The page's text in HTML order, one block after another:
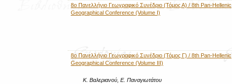
8ο Πανελλήνιο Γεωγραφικό Συνέδριο (Τόμος Α) / 8th Pan-Hellenic
Geographical Conference (Volume I)
8ο Πανελλήνιο Γεωγραφικό Συνέδριο (Τόμος Γ) / 8th Pan-Hellenic
Geographical Conference (Volume III)
Κ. Βαλεριανού, Ε. Παναγιωτάτου